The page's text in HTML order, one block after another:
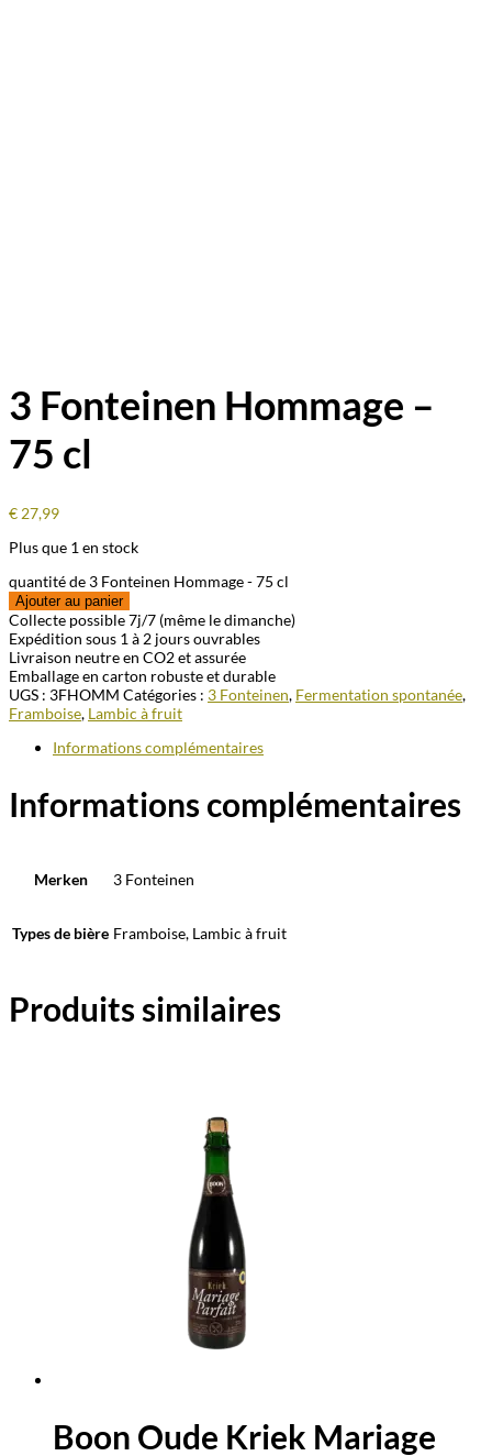
3 Fonteinen Hommage –
75 cl
€ 27,99
Plus que 1 en stock
quantité de 3 Fonteinen Hommage - 75 cl
Ajouter au panier
Collecte possible 7j/7 (même le dimanche)
Expédition sous 1 à 2 jours ouvrables
Livraison neutre en CO2 et assurée
Emballage en carton robuste et durable
UGS : 3FHOMM Catégories : 3 Fonteinen, Fermentation spontanée,
Framboise, Lambic à fruit
Informations complémentaires
Informations complémentaires
Merken 3 Fonteinen
Types de bière Framboise, Lambic à fruit
Produits similaires
Boon Oude Kriek Mariage